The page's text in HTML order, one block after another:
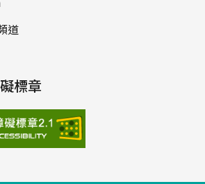
道
標章